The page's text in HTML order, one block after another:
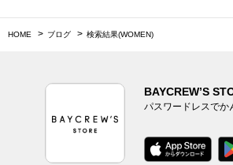
HOME ブログ 検索結果(WOMEN)
BAYCREW’S
パスワードレスでか